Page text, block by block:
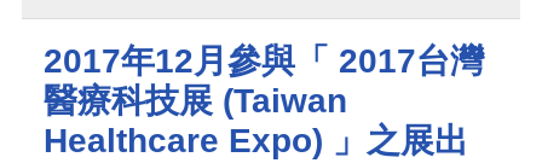
2017年12月參與「 2017台灣
醫療科技展 (Taiwan
Healthcare Expo) 」之展出